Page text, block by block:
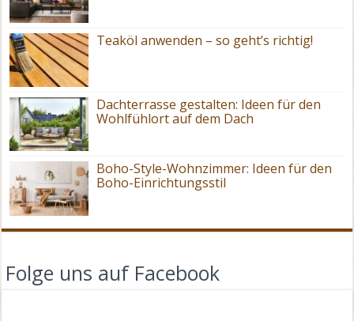
Teaköl anwenden – so geht’s richtig!
Dachterrasse gestalten: Ideen für den
Wohlfühlort auf dem Dach
Boho-Style-Wohnzimmer: Ideen für den
Boho-Einrichtungsstil
Folge uns auf Facebook